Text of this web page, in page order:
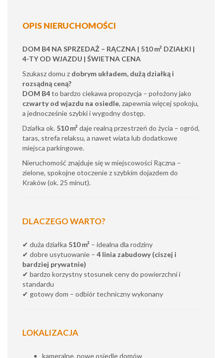
OPIS NIERUCHOMOŚCI
DOM B4 NA SPRZEDAŻ – RĄCZNA | 510 m² DZIAŁKI |
4-TY OD WJAZDU | ŚWIETNA CENA
Szukasz domu z dobrym układem, dużą działką i
rozsądną ceną?
DOM B4to bardzo ciekawa propozycja – położony jako
czwarty od wjazdu na osiedle, zapewnia więcej spokoju,
a jednocześnie szybki i wygodny dostęp.
Działka ok. 510 m² daje realną przestrzeń do życia – ogród,
taras, strefa relaksu, a nawet wiata lub dodatkowe
miejsca parkingowe.
Nieruchomość znajduje się w miejscowości Rączna –
zielone, spokojne otoczenie z szybkim dojazdem do
Kraków (ok. 25 minut).
DLACZEGO WARTO?
✔ duża działka 510 m² – idealna dla rodziny
✔ dobre usytuowanie – 4 linia zabudowy (ciszej i
bardziej prywatnie)
✔ bardzo korzystny stosunek ceny do powierzchni i
standardu
✔ gotowy dom – odbiór techniczny wykonany
LOKALIZACJA
kameralne, nowe osiedle domów